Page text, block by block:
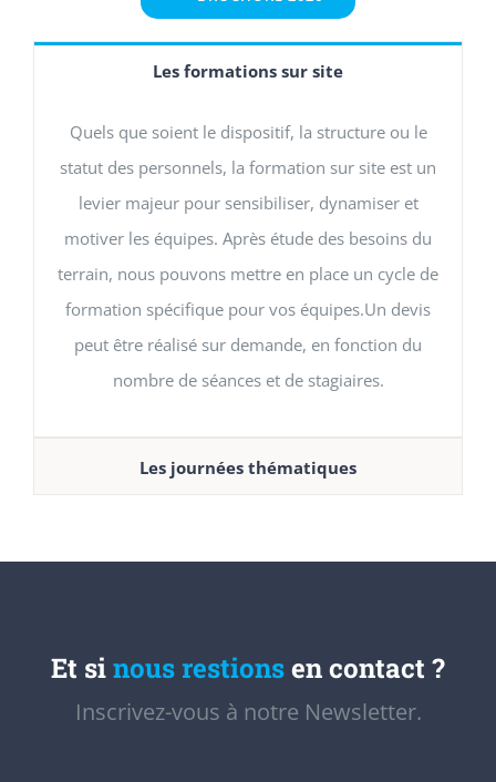
Les formations sur site
Quels que soient le dispositif, la structure ou le
statut des personnels, la formation sur site est un
levier majeur pour sensibiliser, dynamiser et
motiver les équipes. Après étude des besoins du
terrain, nous pouvons mettre en place un cycle de
formation spécifique pour vos équipes.Un devis
peut être réalisé sur demande, en fonction du
nombre de séances et de stagiaires.
Les journées thématiques
Et sinous restionsen contact ?
Inscrivez-vous à notre Newsletter.